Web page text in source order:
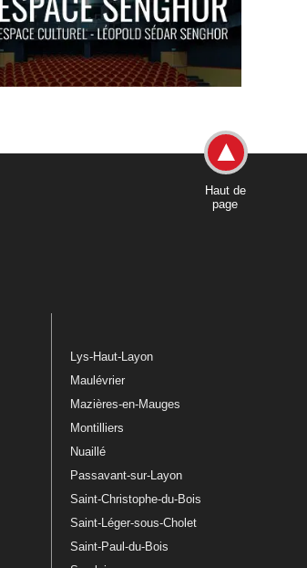
Haut de
page
Lys-Haut-Layon
Maulévrier
Mazières-en-Mauges
Montilliers
Nuaillé
Passavant-sur-Layon
Saint-Christophe-du-Bois
Saint-Léger-sous-Cholet
Saint-Paul-du-Bois